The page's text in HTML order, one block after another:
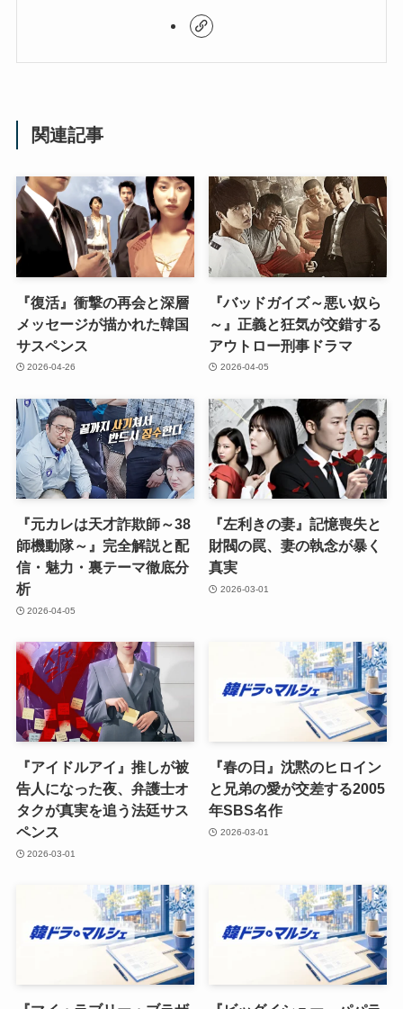
関連記事
『復活』衝撃の再会と深層
メッセージが描かれた韓国
サスペンス
2026-04-26
『バッドガイズ～悪い奴ら
～』正義と狂気が交錯する
アウトロー刑事ドラマ
2026-04-05
『元カレは天才詐欺師～38
師機動隊～』完全解説と配
信・魅力・裏テーマ徹底分
析
2026-04-05
『左利きの妻』記憶喪失と
財閥の罠、妻の執念が暴く
真実
2026-03-01
『アイドルアイ』推しが被
告人になった夜、弁護士オ
タクが真実を追う法廷サス
ペンス
2026-03-01
『春の日』沈黙のヒロイン
と兄弟の愛が交差する2005
年SBS名作
2026-03-01